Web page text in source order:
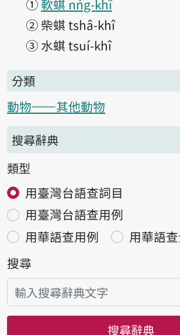
① 軟蜞 nńg-khî
② 柴蜞 tshâ-khî
③ 水蜞 tsuí-khî
分類
動物——其他動物
搜尋辭典
類型
用臺灣台語查詞目
用臺灣台語查用例
用華語查用例
用華語
搜尋
搜尋辭典